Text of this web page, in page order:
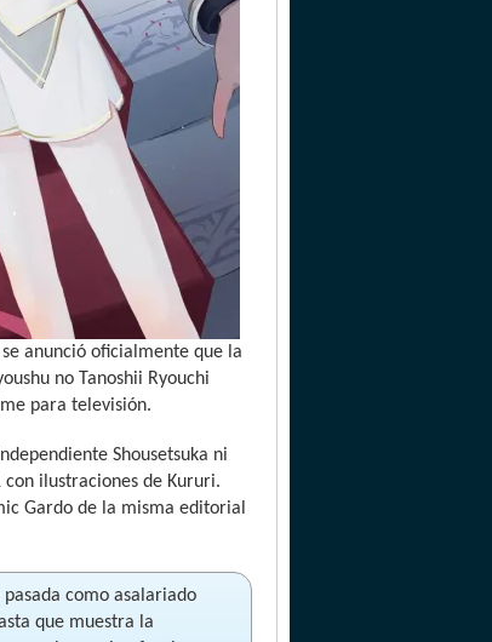
anunció oficialmente que la
no Tanoshii Ryouchi
para televisión.
Shousetsuka ni
ilustraciones de Kururi.
Gardo de la misma editorial
como asalariado
que muestra la